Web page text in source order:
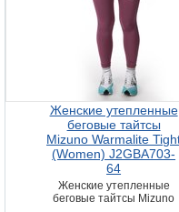
Женские утепленные
беговые тайтсы
Mizuno Warmalite
(Women) J2GBA703-
64
Женские утепленные
беговые тайтсы Mizuno